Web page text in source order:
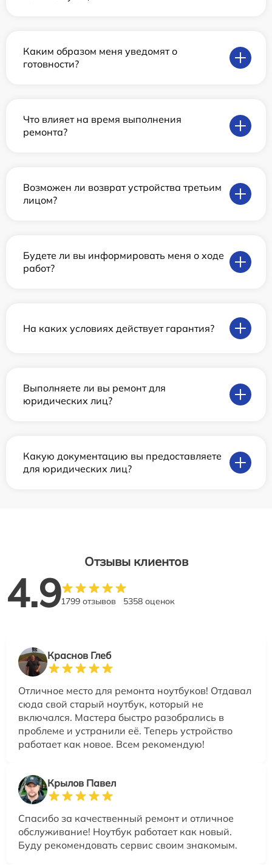
Каким образом меня уведомят о
готовности?
Что влияет на время выполнения
ремонта?
Возможен ли возврат устройства третьим
лицом?
Будете ли вы информировать меня о ходе
работ?
На каких условиях действует гарантия?
Выполняете ли вы ремонт для
юридических лиц?
Какую документацию вы предоставляете
для юридических лиц?
Отзывы клиентов
4.91799 отзывов 5358 оценок
Краснов Глеб
Отличное место для ремонта ноутбуков! Отдавал
сюда свой старый ноутбук, который не
включался. Мастера быстро разобрались в
проблеме и устранили её. Теперь устройство
работает как новое. Всем рекомендую!
Крылов Павел
Спасибо за качественный ремонт и отличное
обслуживание! Ноутбук работает как новый.
Буду рекомендовать сервис своим знакомым.